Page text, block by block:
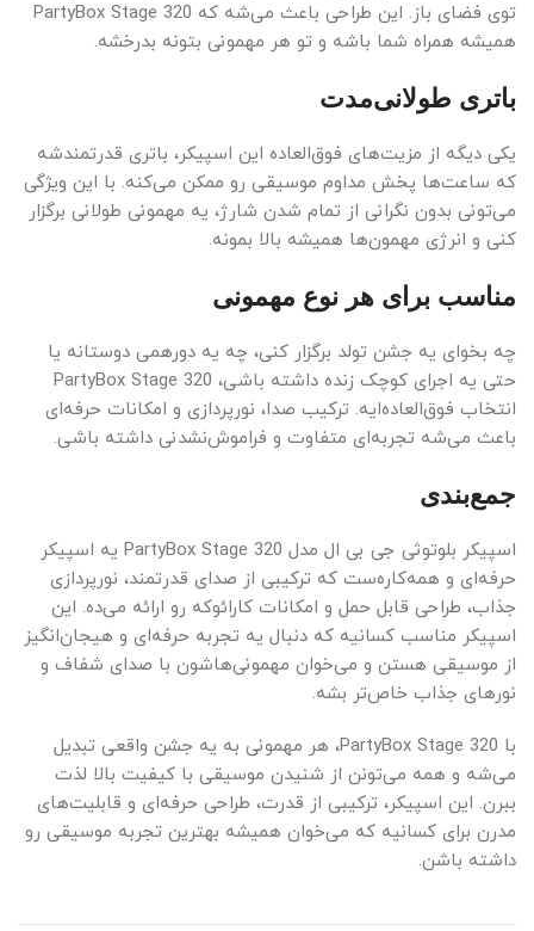
توی فضای باز. این طراحی باعث می‌شه که PartyBox Stage 320
همیشه همراه شما باشه و تو هر مهمونی بتونه بدرخشه.
باتری طولانی‌مدت
یکی دیگه از مزیت‌های فوق‌العاده این اسپیکر، باتری قدرتمندشه
که ساعت‌ها پخش مداوم موسیقی رو ممکن می‌کنه. با این ویژگی
می‌تونی بدون نگرانی از تمام شدن شارژ، یه مهمونی طولانی برگزار
کنی و انرژی مهمون‌ها همیشه بالا بمونه.
مناسب برای هر نوع مهمونی
چه بخوای یه جشن تولد برگزار کنی، چه یه دورهمی دوستانه یا
حتی یه اجرای کوچک زنده داشته باشی، PartyBox Stage 320
انتخاب فوق‌العاده‌ایه. ترکیب صدا، نورپردازی و امکانات حرفه‌ای
باعث می‌شه تجربه‌ای متفاوت و فراموش‌نشدنی داشته باشی.
جمع‌بندی
اسپیکر بلوتوثی جی بی ال مدل PartyBox Stage 320 یه اسپیکر
حرفه‌ای و همه‌کاره‌ست که ترکیبی از صدای قدرتمند، نورپردازی
جذاب، طراحی قابل حمل و امکانات کارائوکه رو ارائه می‌ده. این
اسپیکر مناسب کسانیه که دنبال یه تجربه حرفه‌ای و هیجان‌انگیز
از موسیقی هستن و می‌خوان مهمونی‌هاشون با صدای شفاف و
نورهای جذاب خاص‌تر بشه.
با PartyBox Stage 320، هر مهمونی به یه جشن واقعی تبدیل
می‌شه و همه می‌تونن از شنیدن موسیقی با کیفیت بالا لذت
ببرن. این اسپیکر، ترکیبی از قدرت، طراحی حرفه‌ای و قابلیت‌های
مدرن برای کسانیه که می‌خوان همیشه بهترین تجربه موسیقی رو
داشته باشن.